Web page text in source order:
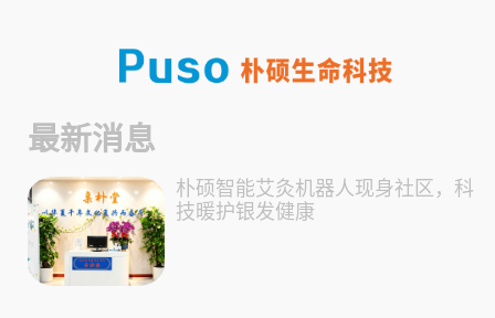
最新消息
朴硕智能艾灸机器人现身社区，科
技暖护银发健康